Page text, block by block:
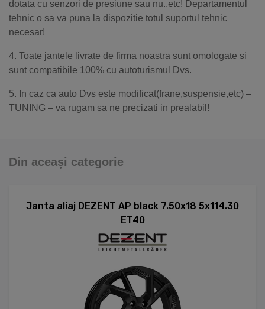
dotata cu senzori de presiune sau nu..etc! Departamentul
tehnic o sa va puna la dispozitie totul suportul tehnic
necesar!
4. Toate jantele livrate de firma noastra sunt omologate si
sunt compatibile 100% cu autoturismul Dvs.
5. In caz ca auto Dvs este modificat(frane,suspensie,etc) –
TUNING – va rugam sa ne precizati in prealabil!
Din aceași categorie
Janta aliaj DEZENT AP black 7.50x18 5x114.30
ET40